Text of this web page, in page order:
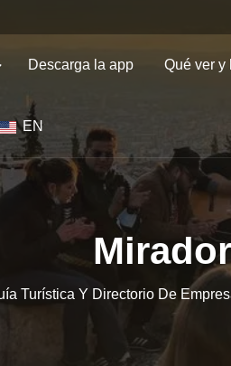
Descarga la app Qué ver y
EN
Turística Y Directorio De